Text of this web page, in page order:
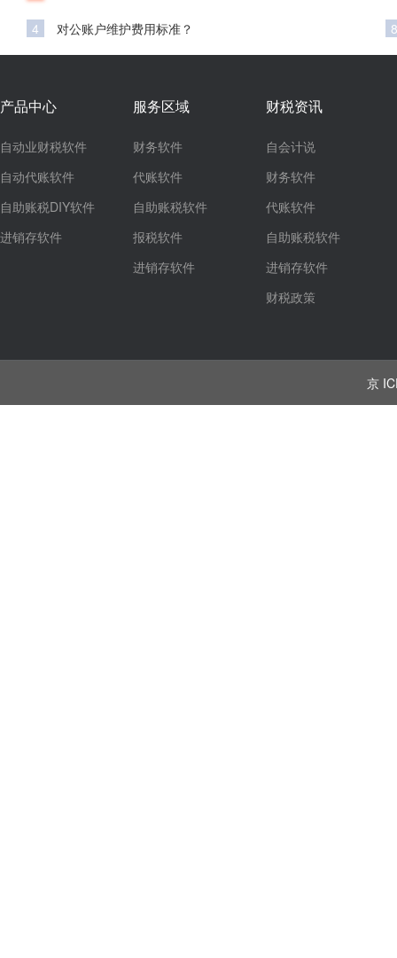
4 对公账户维护费用标准？ 8
产品中心
自动业财税软件
自动代账软件
自助账税DIY软件
进销存软件
服务区域
财务软件
代账软件
自助账税软件
报税软件
进销存软件
财税资讯
自会计说
财务软件
代账软件
自助账税软件
进销存软件
财税政策
京